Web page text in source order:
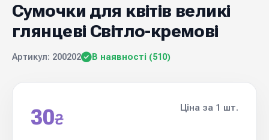
Сумочки для квітів великі
глянцеві Світло-кремові
Артикул: 200202 В наявності (510)
30₴
Ціна за 1 шт.